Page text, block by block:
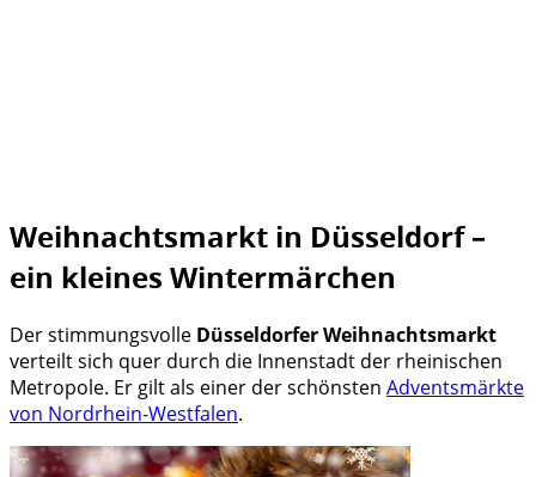
Weihnachtsmarkt in Düsseldorf –
ein kleines Wintermärchen
Der stimmungsvolle Düsseldorfer Weihnachtsmarkt
verteilt sich quer durch die Innenstadt der rheinischen
Metropole. Er gilt als einer der schönsten Adventsmärkte
von Nordrhein-Westfalen.